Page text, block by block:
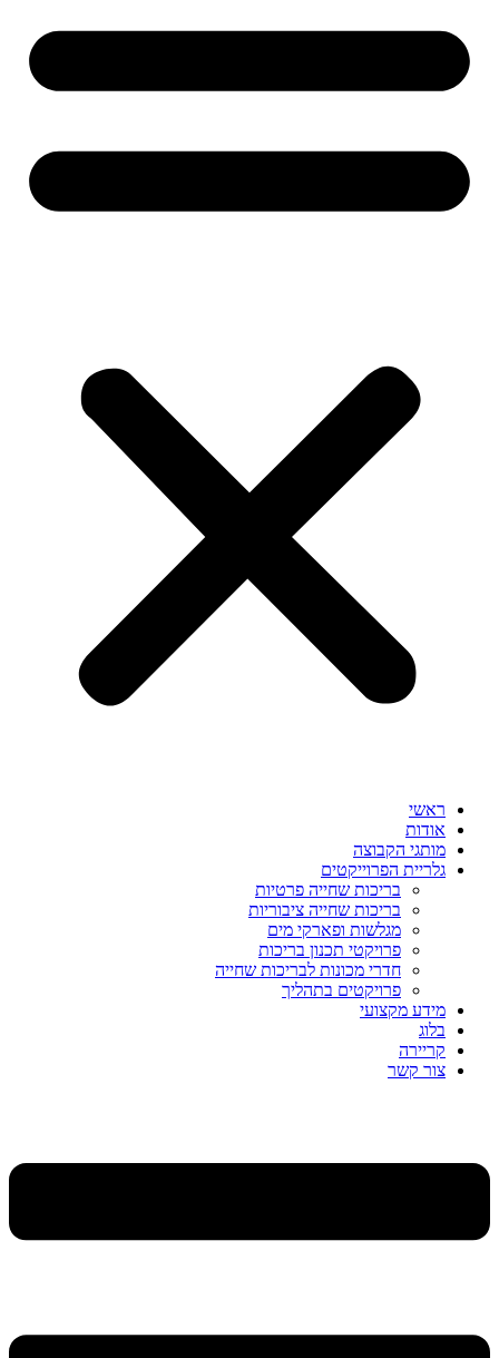
ראשי
אודות
מותגי הקבוצה
גלריית הפרוייקטים
בריכות שחייה פרטיות
בריכות שחייה ציבוריות
מגלשות ופארקי מים
פרויקטי תכנון בריכות
חדרי מכונות לבריכות שחייה
פרויקטים בתהליך
מידע מקצועי
בלוג
קריירה
צור קשר